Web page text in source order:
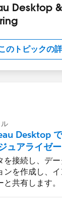
Desktop
のトピックの
ル
Desktop
ュアライゼ
じめる
を接続し、デ
ンを作成し、
と共有します。